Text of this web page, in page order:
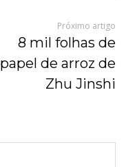
Próximo artigo
8 mil folhas de
papel de arroz de
Zhu Jinshi